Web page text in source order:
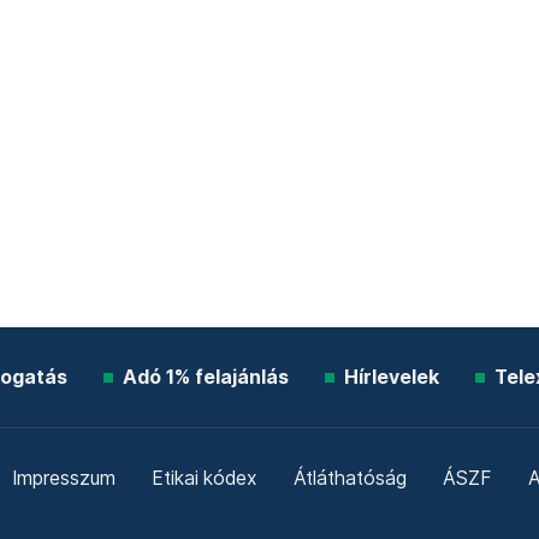
Adó 1% felajánlás Hírlevelek
Impresszum Etikai kódex Átláthatóság ÁSZF